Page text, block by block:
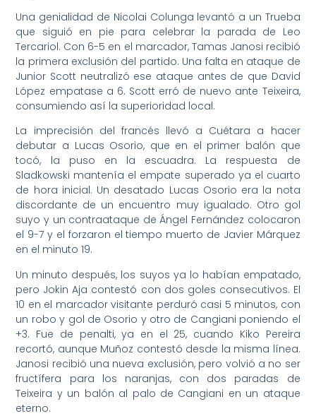
Una genialidad de Nicolai Colunga levantó a un Trueba
que siguió en pie para celebrar la parada de Leo
Tercariol. Con 6-5 en el marcador, Tamas Janosi recibió
la primera exclusión del partido. Una falta en ataque de
Junior Scott neutralizó ese ataque antes de que David
López empatase a 6. Scott erró de nuevo ante Teixeira,
consumiendo así la superioridad local.
La imprecisión del francés llevó a Cuétara a hacer
debutar a Lucas Osorio, que en el primer balón que
tocó, la puso en la escuadra. La respuesta de
Sladkowski mantenía el empate superado ya el cuarto
de hora inicial. Un desatado Lucas Osorio era la nota
discordante de un encuentro muy igualado. Otro gol
suyo y un contraataque de Ángel Fernández colocaron
el 9-7 y el forzaron el tiempo muerto de Javier Márquez
en el minuto 19.
Un minuto después, los suyos ya lo habían empatado,
pero Jokin Aja contestó con dos goles consecutivos. El
10 en el marcador visitante perduró casi 5 minutos, con
un robo y gol de Osorio y otro de Cangiani poniendo el
+3. Fue de penalti, ya en el 25, cuando Kiko Pereira
recortó, aunque Muñoz contestó desde la misma línea.
Janosi recibió una nueva exclusión, pero volvió a no ser
fructífera para los naranjas, con dos paradas de
Teixeira y un balón al palo de Cangiani en un ataque
eterno.